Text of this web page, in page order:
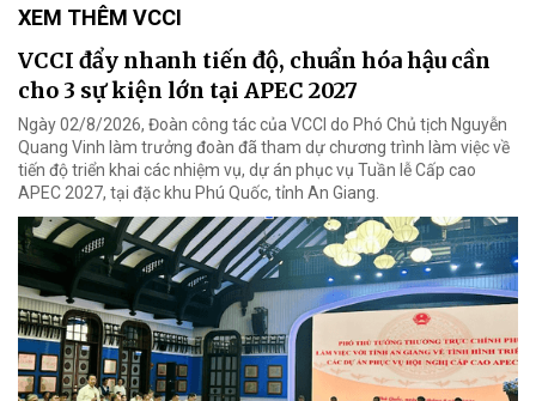
XEM THÊM VCCI
VCCI đẩy nhanh tiến độ, chuẩn hóa hậu cần
cho 3 sự kiện lớn tại APEC 2027
Ngày 02/8/2026, Đoàn công tác của VCCI do Phó Chủ tịch Nguyễn
Quang Vinh làm trưởng đoàn đã tham dự chương trình làm việc về
tiến độ triển khai các nhiệm vụ, dự án phục vụ Tuần lễ Cấp cao
APEC 2027, tại đặc khu Phú Quốc, tỉnh An Giang.